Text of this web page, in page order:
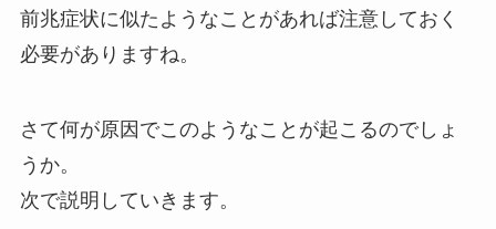
前兆症状に似たようなことがあれば注意しておく
必要がありますね。
さて何が原因でこのようなことが起こるのでしょ
うか。
次で説明していきます。